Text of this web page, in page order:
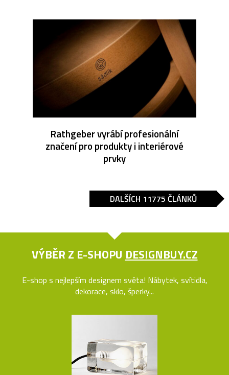
Rathgeber vyrábí profesionální
značení pro produkty i interiérové
prvky
DALŠÍCH 11775 ČLÁNKŮ
VÝBĚR Z E-SHOPU DESIGNBUY.CZ
E-shop s nejlepším designem světa! Nábytek, svítidla,
dekorace, sklo, šperky...